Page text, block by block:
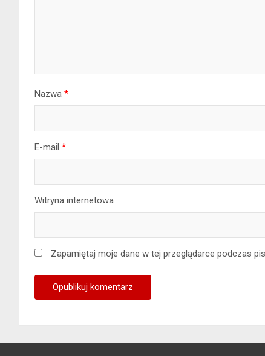
Nazwa *
E-mail *
Witryna internetowa
Zapamiętaj moje dane w tej przeglądarce podczas